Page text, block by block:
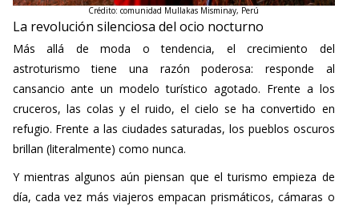
Crédito: comunidad Mullakas Misminay, Perú
La revolución silenciosa del ocio nocturno
Más allá de moda o tendencia, el crecimiento del
astroturismo tiene una razón poderosa: responde al
cansancio ante un modelo turístico agotado. Frente a los
cruceros, las colas y el ruido, el cielo se ha convertido en
refugio. Frente a las ciudades saturadas, los pueblos oscuros
brillan (literalmente) como nunca.
Y mientras algunos aún piensan que el turismo empieza de
día, cada vez más viajeros empacan prismáticos, cámaras o